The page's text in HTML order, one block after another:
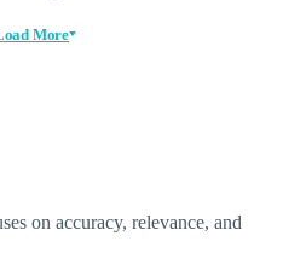
More
on accuracy, relevance, and